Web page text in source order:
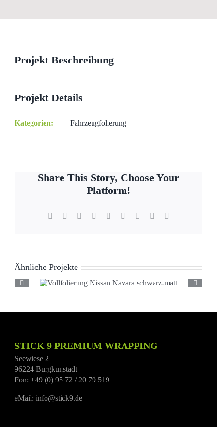
Projekt Beschreibung
Projekt Details
Kategorien: Fahrzeugfolierung
Share This Story, Choose Your
Platform!
Facebook Reddit LinkedInWhatsApp
TumblrPinterest
Ähnliche Projekte
Navara schwarz-matt
STICK 9 PREMIUM WRAPPING
Seewiese 2
96224 Burgkunstadt
Fon: +49 (0) 95 72 / 20 79 519
eMail: info@stick9.de